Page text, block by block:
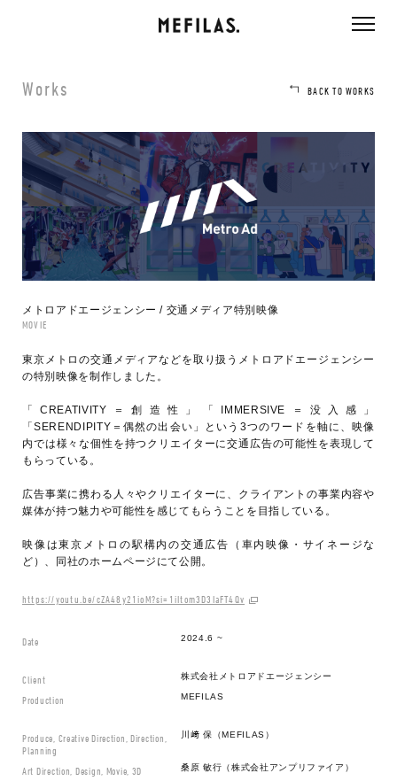
Works BACK TO WORKS
メトロアドエージェンシー / 交通メディア特別映像
MOVIE
東京メトロの交通メディアなどを取り扱うメトロアドエージェンシー
の特別映像を制作しました。
「CREATIVITY＝創造性」「IMMERSIVE＝没入感」
「SERENDIPITY＝偶然の出会い」という3つのワードを軸に、映像
内では様々な個性を持つクリエイターに交通広告の可能性を表現して
もらっている。
広告事業に携わる人々やクリエイターに、クライアントの事業内容や
媒体が持つ魅力や可能性を感じてもらうことを目指している。
映像は東京メトロの駅構内の交通広告（車内映像・サイネージな
ど）、同社のホームページにて公開。
https://youtu.be/cZA48y21ioM?si=1iItom3D3IaFT4Qv
Date 2024.6 ~
Client 株式会社メトロアドエージェンシー
Production MEFILAS
Produce, Creative Direction, Direction,
Planning
川﨑 保（MEFILAS）
Art Direction, Design, Movie, 3D 桑原 敏行（株式会社アンプリファイア）